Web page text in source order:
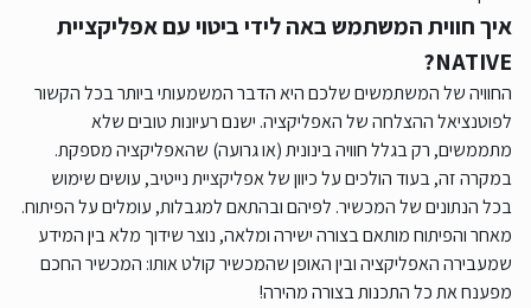
איך חווית המשתמש באה לידי ביטוי עם אפליקציית
NATIVE?
החוויה של המשתמשים שלכם היא הדבר המשמעותי ביותר בכל הקשור
לפוטנציאל ההצלחה של האפליקציה. ישנם רעיונות טובים שלא
מתממשים, רק בגלל חוויה בינונית (או גרועה) שהאפליקציה מספקת.
במקרה זה, בעוד הולכים על כיוון של אפליקציית נייטיב, עושים שימוש
בכל הנתונים של המכשיר. לפיהם ובהתאם למגבלות, עומלים על הפיתוח.
מאחר והפיתוח מותאם בצורה ישירה ומלאה, נוצר שידוך מלא בין המידע
שמעבירה האפליקציה ובין האופן שהמכשיר קולט אותו: המכשיר החכם
מפענח את כל התכנות בצורה מהירה!